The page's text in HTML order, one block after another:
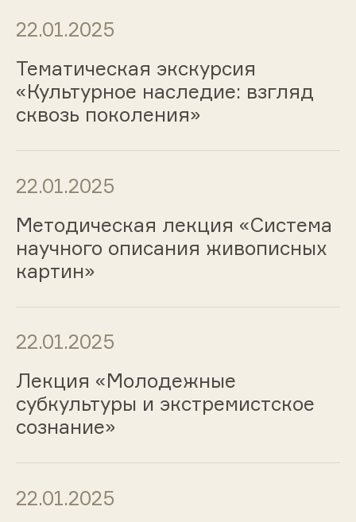
22.01.2025
Тематическая экскурсия
«Культурное наследие: взгляд
сквозь поколения»
22.01.2025
Методическая лекция «Система
научного описания живописных
картин»
22.01.2025
Лекция «Молодежные
субкультуры и экстремистское
сознание»
22.01.2025